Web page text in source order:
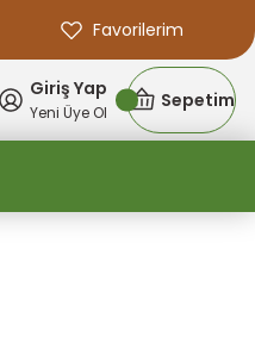
Favorilerim
Giriş Yap
Yeni Üye Ol
Sepetim